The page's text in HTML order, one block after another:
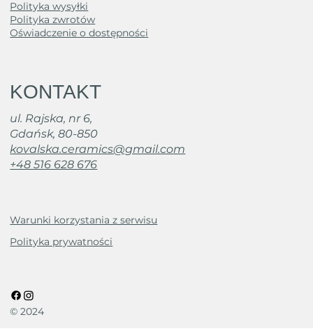
Polityka wysyłki
Polityka zwrotów
Oświadczenie o dostępności
KONTAKT
ul. Rajska, nr 6,
Gdańsk, 80-850
kovalska.ceramics@gmail.com
+48 516 628 676
Warunki korzystania z serwisu
Polityka prywatności
© 2024